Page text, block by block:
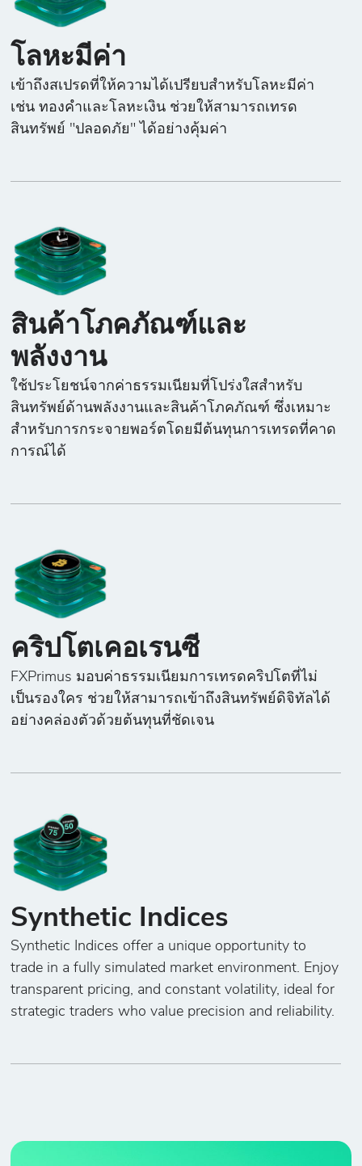
โลหะมีค่า
เข้าถึงสเปรดที่ให้ความได้เปรียบสำหรับโลหะมีค่า
เช่น ทองคำและโลหะเงิน ช่วยให้สามารถเทรด
สินทรัพย์ "ปลอดภัย" ได้อย่างคุ้มค่า
สินค้าโภคภัณฑ์และ
พลังงาน
ใช้ประโยชน์จากค่าธรรมเนียมที่โปร่งใสสำหรับ
สินทรัพย์ด้านพลังงานและสินค้าโภคภัณฑ์ ซึ่งเหมาะ
สำหรับการกระจายพอร์ตโดยมีต้นทุนการเทรดที่คาด
การณ์ได้
คริปโตเคอเรนซี
FXPrimus มอบค่าธรรมเนียมการเทรดคริปโตที่ไม่
เป็นรองใคร ช่วยให้สามารถเข้าถึงสินทรัพย์ดิจิทัลได้
อย่างคล่องตัวด้วยต้นทุนที่ชัดเจน
Synthetic Indices
Synthetic Indices offer a unique opportunity to
trade in a fully simulated market environment. Enjoy
transparent pricing, and constant volatility, ideal for
strategic traders who value precision and reliability.